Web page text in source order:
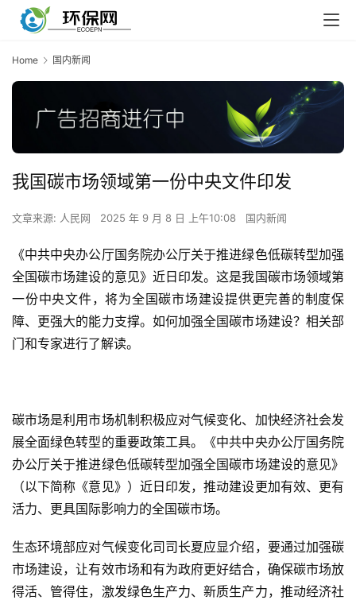
Home 国内新闻
我国碳市场领域第一份中央文件印发
文章来源: 人民网 2025 年 9 月 8 日 上午10:08 国内新闻
《中共中央办公厅国务院办公厅关于推进绿色低碳转型加强
全国碳市场建设的意见》近日印发。这是我国碳市场领域第
一份中央文件，将为全国碳市场建设提供更完善的制度保
障、更强大的能力支撑。如何加强全国碳市场建设？相关部
门和专家进行了解读。
碳市场是利用市场机制积极应对气候变化、加快经济社会发
展全面绿色转型的重要政策工具。《中共中央办公厅国务院
办公厅关于推进绿色低碳转型加强全国碳市场建设的意见》
（以下简称《意见》）近日印发，推动建设更加有效、更有
活力、更具国际影响力的全国碳市场。
生态环境部应对气候变化司司长夏应显介绍，要通过加强碳
市场建设，让有效市场和有为政府更好结合，确保碳市场放
得活、管得住，激发绿色生产力、新质生产力，推动经济社